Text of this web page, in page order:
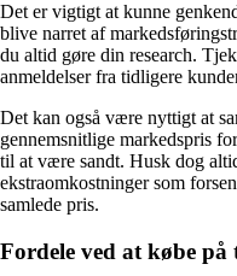
Det er vigtigt at kunne
blive narret af
du altid gøre din research.
anmeldelser fra tidligere
Det kan også være nyttigt at
gennemsnitlige markedspris
til at være sandt. Husk dog
ekstraomkostninger som
samlede pris.
Fordele ved at købe på